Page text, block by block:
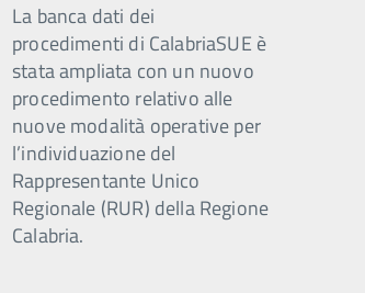
La banca dati dei
procedimenti di CalabriaSUE è
stata ampliata con un nuovo
procedimento relativo alle
nuove modalità operative per
l’individuazione del
Rappresentante Unico
Regionale (RUR) della Regione
Calabria.